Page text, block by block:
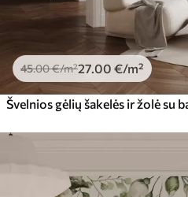
45.00€/m²27 .00 €/m²